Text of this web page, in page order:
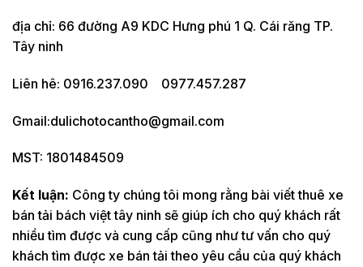
địa chỉ: 66 đường A9 KDC Hưng phú 1 Q. Cái răng TP.
Tây ninh
Liên hê: 0916.237.090 0977.457.287
Gmail:dulichotocantho@gmail.com
MST: 1801484509
Kết luận: Công ty chúng tôi mong rằng bài viết thuê xe
bán tải bách việt tây ninh sẽ giúp ích cho quý khách rất
nhiều tìm được và cung cấp cũng như tư vấn cho quý
khách tìm được xe bán tải theo yêu cầu của quý khách